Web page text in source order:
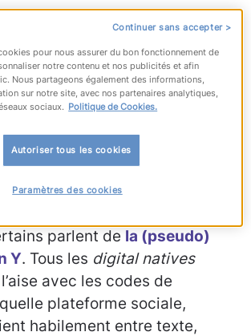
avec un fax n’a pas fait de
en relations
Ni avec un Minitel un as de
Alors pourquoi lesdigital
devraient-ils nécessairement
en réseaux sociaux ?
couler de sens. Et pourtant,
parlent de la (pseudo)
Y. Tous les digital natives
avec les codes de
plateforme sociale,
habilement entre texte,
Continuer sans accepter >
pour nous assurer du bon fonctionnement de
notre contenu et nos publicités et afin
Nous partageons également des informations,
sur notre site, avec nos partenaires analytiques,
sociaux. Politique de Cookies.
Autoriser tous les cookies
Paramètres des cookies